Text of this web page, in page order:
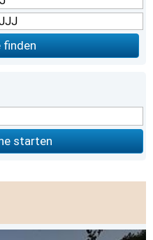
finden
starten